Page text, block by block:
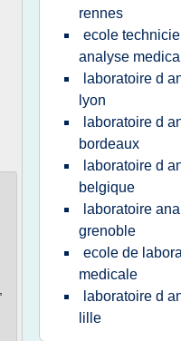
rennes
ecole
analyse
laboratoire d
lyon
laboratoire d
bordeaux
laboratoire d
belgique
laboratoire
grenoble
ecole de
medicale
laboratoire d
lille